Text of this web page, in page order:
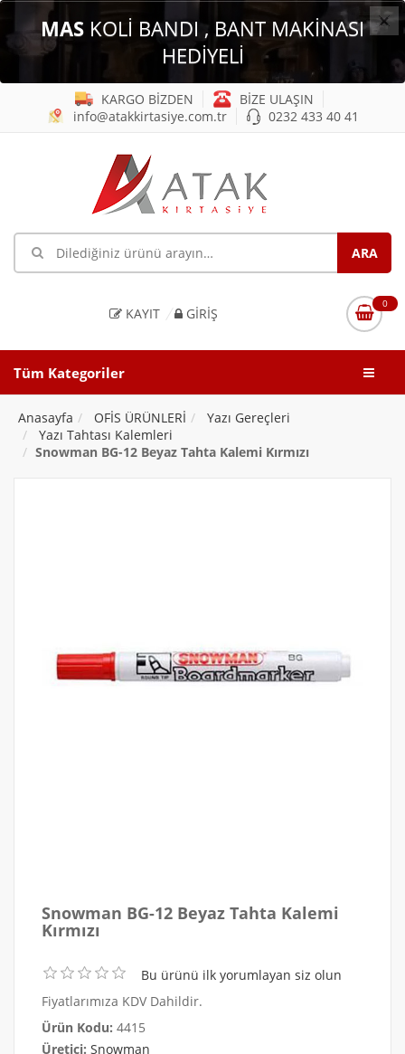
×
MAS KOLİ BANDI , BANT MAKİNASI
HEDİYELİ
KARGO BİZDEN
BİZE ULAŞIN
info@atakkirtasiye.com.tr
0232 433 40 41
KAYIT GIRIŞ
0
Tüm Kategoriler
Anasayfa OFİS ÜRÜNLERİ
Yazı Gereçleri
Yazı Tahtası Kalemleri
Snowman BG-12 Beyaz Tahta Kalemi Kırmızı
Snowman BG-12 Beyaz Tahta Kalemi
Kırmızı
Bu ürünü ilk yorumlayan siz olun
Fiyatlarımıza KDV Dahildir.
Ürün Kodu: 4415
Üretici: Snowman